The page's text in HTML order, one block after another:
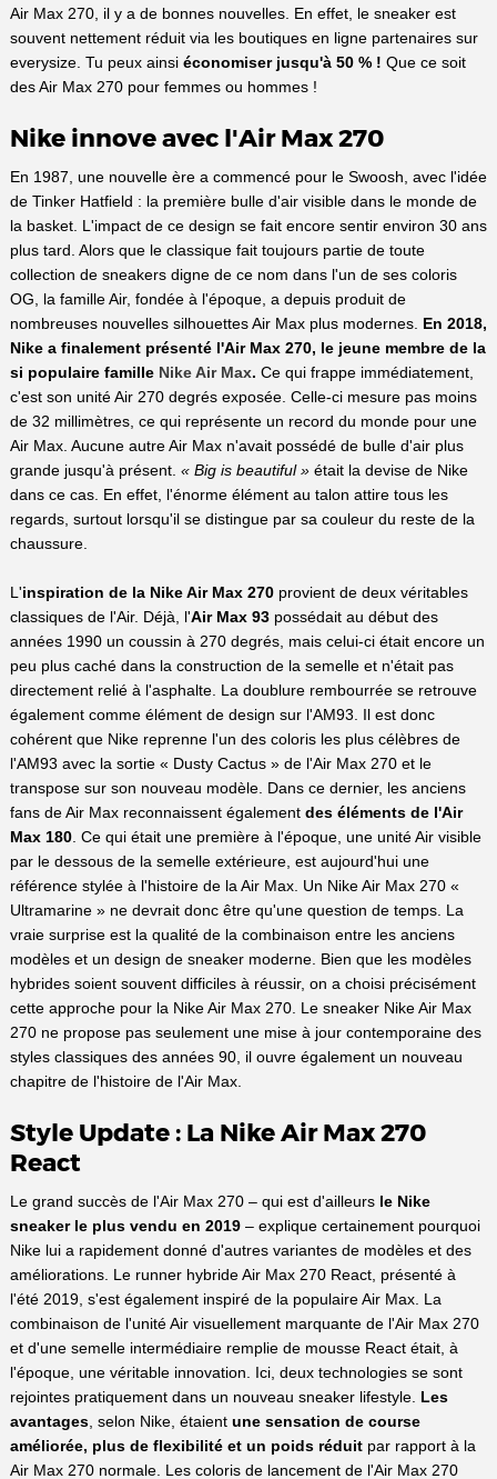
Air Max 270, il y a de bonnes nouvelles. En effet, le sneaker est
souvent nettement réduit via les boutiques en ligne partenaires sur
everysize. Tu peux ainsi économiser jusqu'à 50 % ! Que ce soit
des Air Max 270 pour femmes ou hommes !
Nike innove avec l'Air Max 270
En 1987, une nouvelle ère a commencé pour le Swoosh, avec l'idée
de Tinker Hatfield : la première bulle d'air visible dans le monde de
la basket. L'impact de ce design se fait encore sentir environ 30 ans
plus tard. Alors que le classique fait toujours partie de toute
collection de sneakers digne de ce nom dans l'un de ses coloris
OG, la famille Air, fondée à l'époque, a depuis produit de
nombreuses nouvelles silhouettes Air Max plus modernes. En 2018,
Nike a finalement présenté l'Air Max 270, le jeune membre de la
si populaire famille Nike Air Max. Ce qui frappe immédiatement,
c'est son unité Air 270 degrés exposée. Celle-ci mesure pas moins
de 32 millimètres, ce qui représente un record du monde pour une
Air Max. Aucune autre Air Max n'avait possédé de bulle d'air plus
grande jusqu'à présent. « Big is beautiful »était la devise de Nike
dans ce cas. En effet, l'énorme élément au talon attire tous les
regards, surtout lorsqu'il se distingue par sa couleur du reste de la
chaussure.
L'inspiration de la Nike Air Max 270provient de deux véritables
classiques de l'Air. Déjà, l'Air Max 93possédait au début des
années 1990 un coussin à 270 degrés, mais celui-ci était encore un
peu plus caché dans la construction de la semelle et n'était pas
directement relié à l'asphalte. La doublure rembourrée se retrouve
également comme élément de design sur l'AM93. Il est donc
cohérent que Nike reprenne l'un des coloris les plus célèbres de
l'AM93 avec la sortie « Dusty Cactus » de l'Air Max 270 et le
transpose sur son nouveau modèle. Dans ce dernier, les anciens
fans de Air Max reconnaissent également des éléments de l'Air
Max 180. Ce qui était une première à l'époque, une unité Air visible
par le dessous de la semelle extérieure, est aujourd'hui une
référence stylée à l'histoire de la Air Max. Un Nike Air Max 270 «
Ultramarine » ne devrait donc être qu'une question de temps. La
vraie surprise est la qualité de la combinaison entre les anciens
modèles et un design de sneaker moderne. Bien que les modèles
hybrides soient souvent difficiles à réussir, on a choisi précisément
cette approche pour la Nike Air Max 270. Le sneaker Nike Air Max
270 ne propose pas seulement une mise à jour contemporaine des
styles classiques des années 90, il ouvre également un nouveau
chapitre de l'histoire de l'Air Max.
Style Update : La Nike Air Max 270
React
Le grand succès de l'Air Max 270 – qui est d'ailleurs le Nike
sneaker le plus vendu en 2019– explique certainement pourquoi
Nike lui a rapidement donné d'autres variantes de modèles et des
améliorations. Le runner hybride Air Max 270 React, présenté à
l'été 2019, s'est également inspiré de la populaire Air Max. La
combinaison de l'unité Air visuellement marquante de l'Air Max 270
et d'une semelle intermédiaire remplie de mousse React était, à
l'époque, une véritable innovation. Ici, deux technologies se sont
rejointes pratiquement dans un nouveau sneaker lifestyle. Les
avantages, selon Nike, étaient une sensation de course
améliorée, plus de flexibilité et un poids réduitpar rapport à la
Air Max 270 normale. Les coloris de lancement de l'Air Max 270